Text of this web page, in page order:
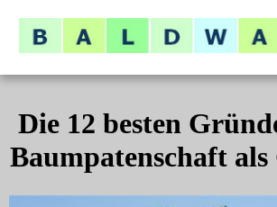
Die 12 besten
Baumpatenschaft als